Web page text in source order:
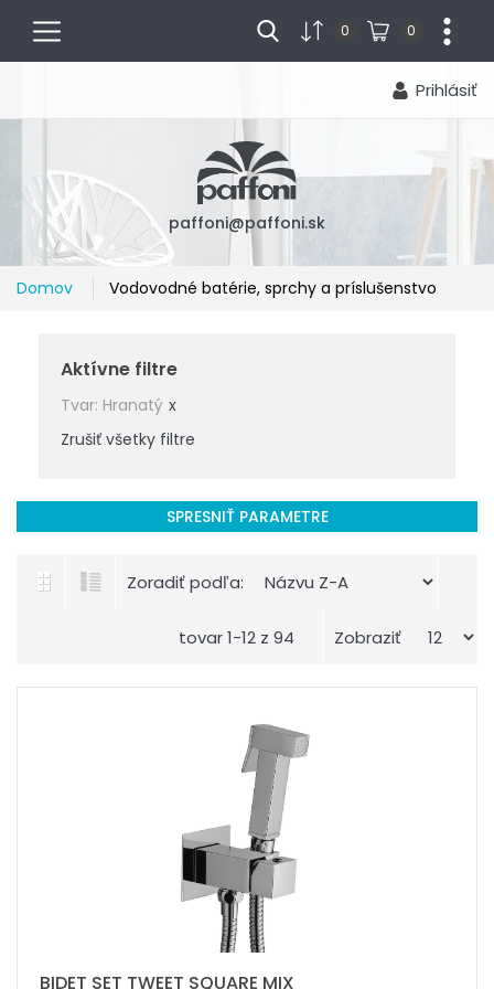
Prihlásiť
paffoni@paffoni.sk
menu 0 0
Domov Vodovodné batérie, sprchy a príslušenstvo
Aktívne filtre
Tvar: Hranatý
Zrušiť všetky filtre
SPRESNIŤ PARAMETRE
Zoradiť podľa:
tovar 1-12 z 94 Zobraziť
BIDET SET TWEET SQUARE MIX